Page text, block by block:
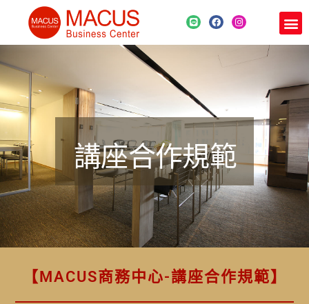
講座合作規範
【MACUS商務中心-講座合作規範】